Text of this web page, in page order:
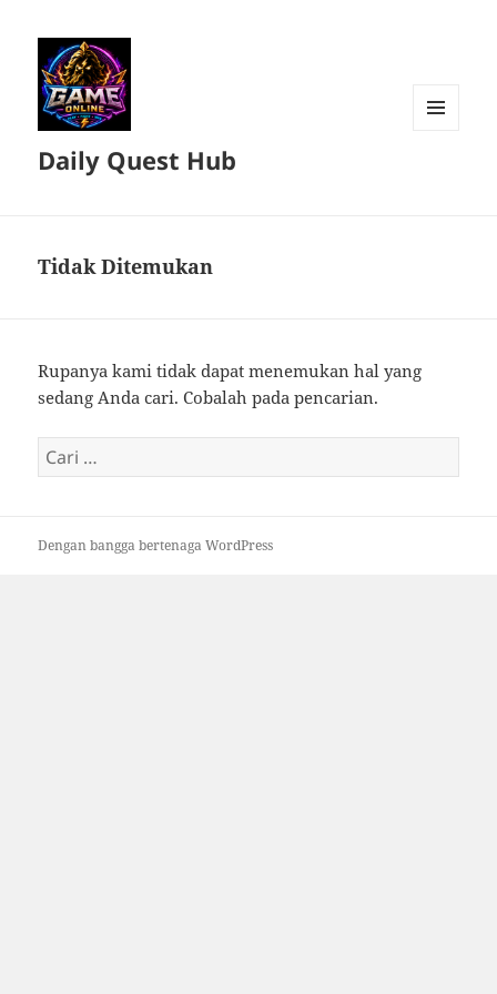
Daily Quest Hub
Tidak Ditemukan
Rupanya kami tidak dapat menemukan hal yang
sedang Anda cari. Cobalah pada pencarian.
Cari
untuk:
Dengan bangga bertenaga WordPress